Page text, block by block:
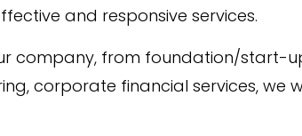
and responsive services.
company, from foundation/start-
corporate financial services, we